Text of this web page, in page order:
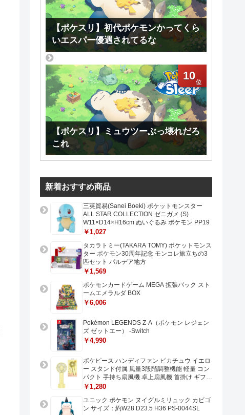
【ポケスリ】初代ポケモンかってくら
いエスパー優遇されてるな
10
【ポケスリ】ミュウツーぶっ壊れだろ
これ
新着おすすめ商品
三英貿易(Sanei Boeki) ポケットモンスター
ALL STAR COLLECTION ゼニガメ (S)
W11×D14×H16cm ぬいぐるみ ポケモン PP19
￥1,027
タカラトミー(TAKARA TOMY) ポケットモンス
ター ポケモン30周年記念 モンコレ旅立ちの3
匹セット パルデア地方
￥1,569
ポケモンカードゲーム MEGA 拡張パック スト
ームエメラルダ BOX
￥6,006
Pokémon LEGENDS Z-A（ポケモン レジェン
ズ ゼットエー） -Switch
￥4,990
ポケピース ハンディファン ピカチュウ イエロ
ー スタンド付属 風量3段階調整機能 軽量 コン
パクト 手持ち扇風機 卓上扇風機 首掛け ギフト
プレゼントに最適 USB充電 Type-C対応
￥1,280
ユニック ポケモン ヌイグルミリュック カビゴ
ン サイズ：約W28 D23.5 H36 PS-0044SL